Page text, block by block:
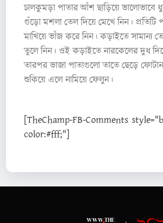
চালকুমড়া পাতার আঁশ ছাড়িয়ে ভালোভাবে
গুঁড়ো মশলা তেল দিয়ে মেখে নিন। প্রতিটি
মাখিয়ে ভাঁজ করে নিন। কড়াইতে সামান্য
তুলে নিন। ওই কড়াইতে নারকেলের দুধ
তারপর ভাজা পাতাগুলো তাতে ছেড়ে
শুকিয়ে এলে নামিয়ে ফেলুন।
[TheChamp-FB-Comments
color:#fff;"]